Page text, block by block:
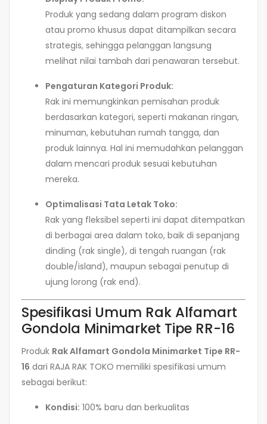
Produk yang sedang dalam program diskon
atau promo khusus dapat ditampilkan secara
strategis, sehingga pelanggan langsung
melihat nilai tambah dari penawaran tersebut.
Pengaturan Kategori Produk:
Rak ini memungkinkan pemisahan produk
berdasarkan kategori, seperti makanan ringan,
minuman, kebutuhan rumah tangga, dan
produk lainnya. Hal ini memudahkan pelanggan
dalam mencari produk sesuai kebutuhan
mereka.
Optimalisasi Tata Letak Toko:
Rak yang fleksibel seperti ini dapat ditempatkan
di berbagai area dalam toko, baik di sepanjang
dinding (rak single), di tengah ruangan (rak
double/island), maupun sebagai penutup di
ujung lorong (rak end).
Spesifikasi Umum Rak Alfamart
Gondola Minimarket Tipe RR-16
Produk Rak Alfamart Gondola Minimarket Tipe RR-
16 dari RAJA RAK TOKO memiliki spesifikasi umum
sebagai berikut:
Kondisi: 100% baru dan berkualitas